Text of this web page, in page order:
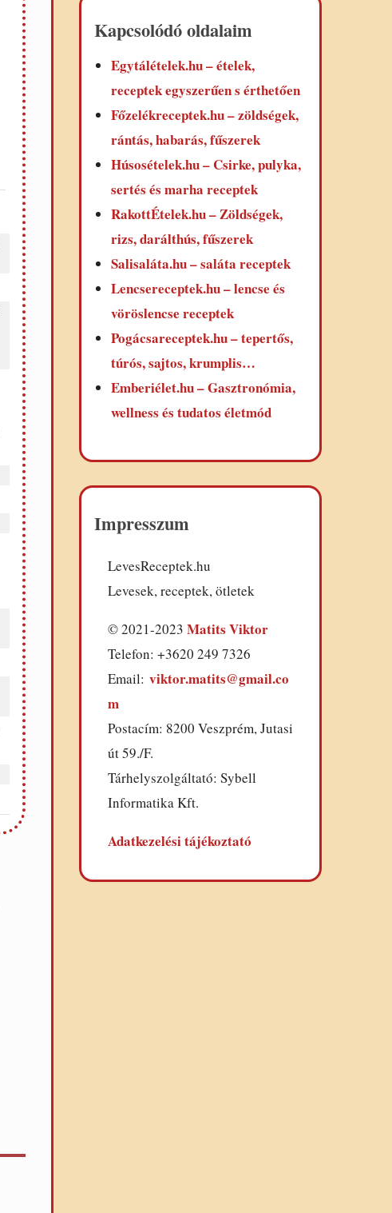
Kapcsolódó oldalaim
Egytálételek.hu – ételek,
receptek egyszerűen s érthetően
Főzelékreceptek.hu – zöldségek,
rántás, habarás, fűszerek
Húsosételek.hu – Csirke, pulyka,
sertés és marha receptek
RakottÉtelek.hu – Zöldségek,
rizs, darálthús, fűszerek
Salisaláta.hu – saláta receptek
Lencsereceptek.hu – lencse és
vöröslencse receptek
Pogácsareceptek.hu – tepertős,
túrós, sajtos, krumplis…
Emberiélet.hu – Gasztronómia,
wellness és tudatos életmód
Impresszum
LevesReceptek.hu
Levesek, receptek, ötletek
© 2021-2023 Matits Viktor
Telefon: +3620 249 7326
Email: viktor.matits@gmail.co
m
Postacím: 8200 Veszprém, Jutasi
út 59./F.
Tárhelyszolgáltató: Sybell
Informatika Kft.
Adatkezelési tájékoztató